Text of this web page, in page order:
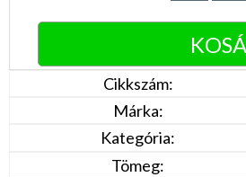
Cikkszám:
Márka:
Kategória:
Tömeg: